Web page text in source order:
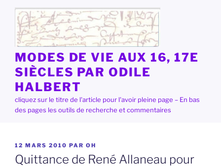
contenu
principal
MODES DE VIE AUX 16, 17E
SIÈCLES PAR ODILE
HALBERT
cliquez sur le titre de l'article pour l'avoir pleine page – En bas
des pages les outils de recherche et commentaires
PUBLIÉ
LE
12 MARS 2010 PAR OH
Quittance de René Allaneau pour